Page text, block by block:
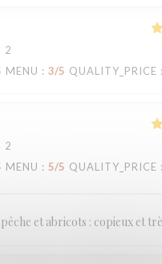
2
MENU : 3/5 QUALITY_PRICE
2
MENU : 5/5 QUALITY_PRICE
et abricots : copieux et